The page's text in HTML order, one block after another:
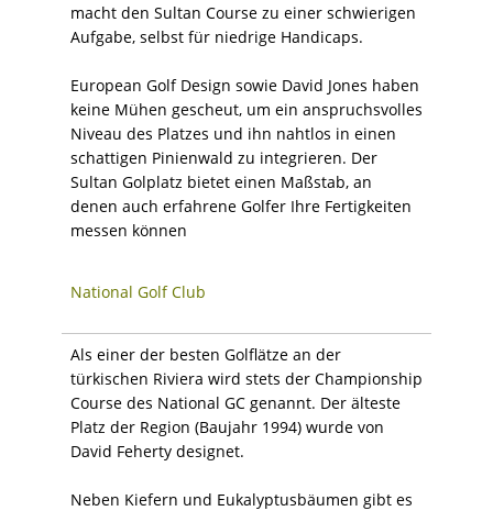
macht den Sultan Course zu einer schwierigen
Aufgabe, selbst für niedrige Handicaps.
European Golf Design sowie David Jones haben
keine Mühen gescheut, um ein anspruchsvolles
Niveau des Platzes und ihn nahtlos in einen
schattigen Pinienwald zu integrieren. Der
Sultan Golplatz bietet einen Maßstab, an
denen auch erfahrene Golfer Ihre Fertigkeiten
messen können
National Golf Club
Als einer der besten Golflätze an der
türkischen Riviera wird stets der Championship
Course des National GC genannt. Der älteste
Platz der Region (Baujahr 1994) wurde von
David Feherty designet.
Neben Kiefern und Eukalyptusbäumen gibt es